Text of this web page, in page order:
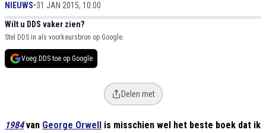
NIEUWS•31 JAN 2015, 10:00
Wilt u DDS vaker zien?
Stel DDS in als voorkeursbron op Google.
Voeg DDS toe op Google
Delen met
1984van George Orwell
is misschien wel het beste boek dat ik